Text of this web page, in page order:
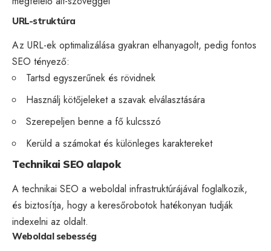
URL-struktúra
Az URL-ek optimalizálása gyakran elhanyagolt, pedig fontos
SEO tényező:
Tartsd egyszerűnek és rövidnek
Használj kötőjeleket a szavak elválasztására
Szerepeljen benne a fő kulcsszó
Kerüld a számokat és különleges karaktereket
Technikai SEO alapok
A technikai SEO a weboldal infrastruktúrájával foglalkozik,
és biztosítja, hogy a keresőrobotok hatékonyan tudják
indexelni az oldalt.
Weboldal sebesség